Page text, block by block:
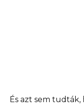
És azt sem